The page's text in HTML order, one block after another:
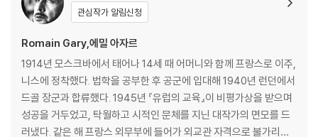
관심작가 알림신청
Romain Gary,에밀 아자르
1914년 모스크바에서 태어나 14세 때 어머니와 함께 프랑스로 이주,
니스에 정착했다. 법학을 공부한 후 공군에 입대해 1940년 런던에서
드골 장군과 합류했다. 1945년 『유럽의 교육』이 비평가상을 받으며
성공을 거두었고, 탁월하고 시적인 문체를 지닌 대작가의 면모를 드
러냈다. 같은 해 프랑스 외무부에 들어가 외교관 자격으로 불가리아